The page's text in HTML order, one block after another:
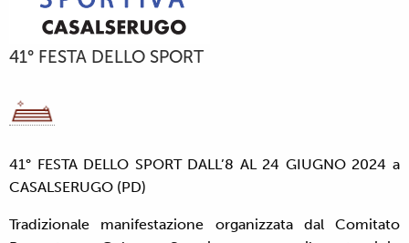
41° FESTA DELLO SPORT
41° FESTA DELLO SPORT DALL’8 AL 24 GIUGNO 2024 a
CASALSERUGO (PD)
Tradizionale manifestazione organizzata dal Comitato